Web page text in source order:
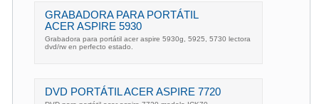
GRABADORA PARA PORTÁTIL
ACER ASPIRE 5930
Grabadora para portátil acer aspire 5930g, 5925, 5730 lectora
dvd/rw en perfecto estado.
DVD PORTÁTIL ACER ASPIRE 7720